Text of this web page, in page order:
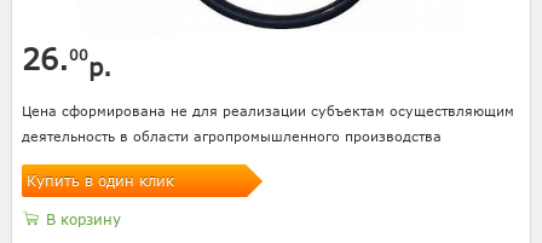
26.00р.
Цена сформирована не для реализации субъектам осуществляющим
деятельность в области агропромышленного производства
Купить в один клик
В корзину